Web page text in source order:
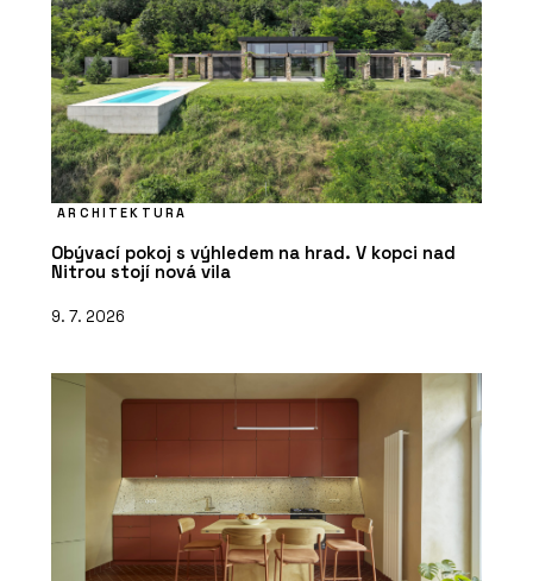
ARCHITEKTURA
Obývací pokoj s výhledem na hrad. V kopci nad
Nitrou stojí nová vila
9. 7. 2026